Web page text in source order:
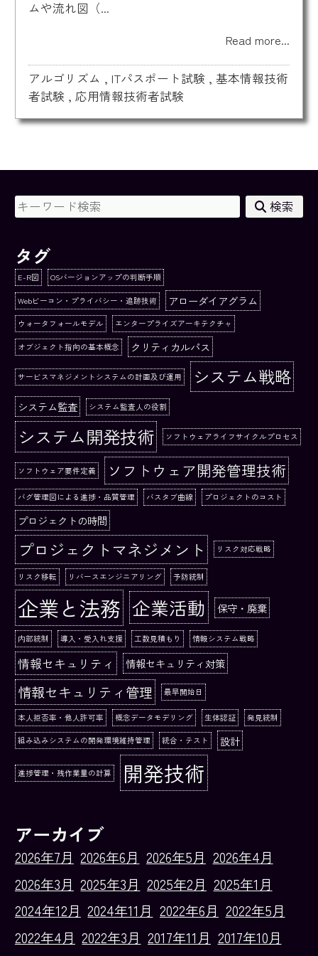
ムや流れ図（...
Read more...
アルゴリズム , ITパスポート試験 , 基本情報技術
者試験 , 応用情報技術者試験
検索
タグ
E-R図 OSバージョンアップの判断手順
Webビーコン・プライバシー・追跡技術 アローダイアグラム
ウォータフォールモデル エンタープライズアーキテクチャ
オブジェクト指向の基本概念 クリティカルパス
サービスマネジメントシステムの計画及び運用 システム戦略
システム監査 システム監査人の役割
システム開発技術 ソフトウェアライフサイクルプロセス
ソフトウェア要件定義 ソフトウェア開発管理技術
バグ管理図による進捗・品質管理 バスタブ曲線 プロジェクトのコスト
プロジェクトの時間
プロジェクトマネジメント リスク対応戦略
リスク移転 リバースエンジニアリング 予防統制
企業と法務 企業活動 保守・廃棄
内部統制 導入・受入れ支援 工数見積もり 情報システム戦略
情報セキュリティ 情報セキュリティ対策
情報セキュリティ管理 最早開始日
本人拒否率・他人許可率 概念データモデリング 生体認証 発見統制
組み込みシステムの開発環境維持管理 統合・テスト 設計
進捗管理・残作業量の計算 開発技術
アーカイブ
2026年7月 2026年6月 2026年5月 2026年4月
2026年3月 2025年3月 2025年2月 2025年1月
2024年12月 2024年11月 2022年6月 2022年5月
2022年4月 2022年3月 2017年11月 2017年10月